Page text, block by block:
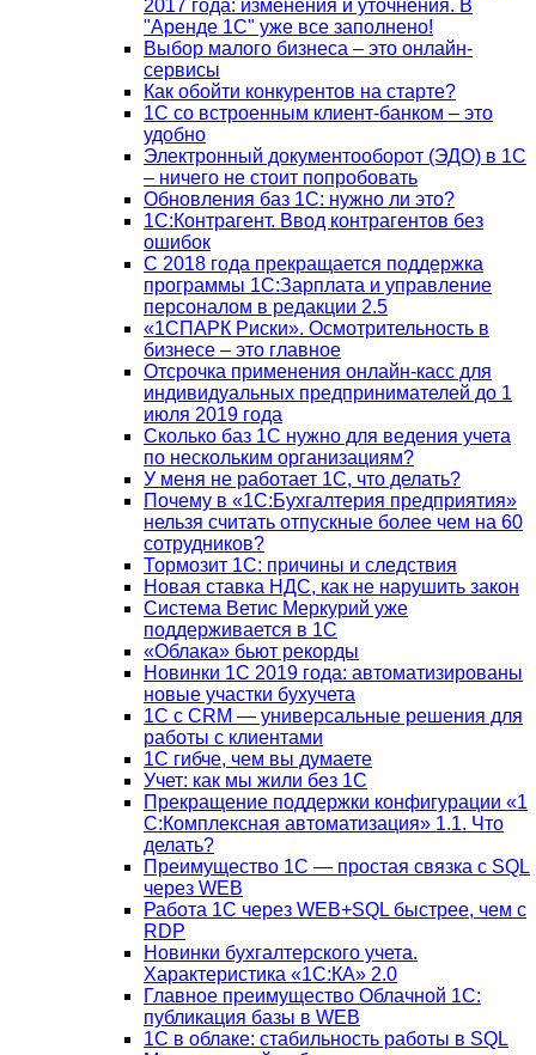
2017 года: изменения и уточнения. В
"Аренде 1С" уже все заполнено!
Выбор малого бизнеса – это онлайн-
сервисы
Как обойти конкурентов на старте?
1C со встроенным клиент-банком – это
удобно
Электронный документооборот (ЭДО) в 1С
– ничего не стоит попробовать
Обновления баз 1С: нужно ли это?
1С:Контрагент. Ввод контрагентов без
ошибок
С 2018 года прекращается поддержка
программы 1С:Зарплата и управление
персоналом в редакции 2.5
«1СПАРК Риски». Осмотрительность в
бизнесе – это главное
Отсрочка применения онлайн-касс для
индивидуальных предпринимателей до 1
июля 2019 года
Сколько баз 1C нужно для ведения учета
по нескольким организациям?
У меня не работает 1С, что делать?
Почему в «1С:Бухгалтерия предприятия»
нельзя считать отпускные более чем на 60
сотрудников?
Тормозит 1C: причины и следствия
Новая ставка НДС, как не нарушить закон
Система Ветис Меркурий уже
поддерживается в 1С
«Облака» бьют рекорды
Новинки 1С 2019 года: автоматизированы
новые участки бухучета
1С с CRM — универсальные решения для
работы с клиентами
1С гибче, чем вы думаете
Учет: как мы жили без 1С
Прекращение поддержки конфигурации «1
С:Комплексная автоматизация» 1.1. Что
делать?
Преимущество 1С — простая связка с SQL
через WEB
Работа 1С через WEB+SQL быстрее, чем с
RDP
Новинки бухгалтерского учета.
Характеристика «1С:КА» 2.0
Главное преимущество Облачной 1С:
публикация базы в WEB
1С в облаке: стабильность работы в SQL